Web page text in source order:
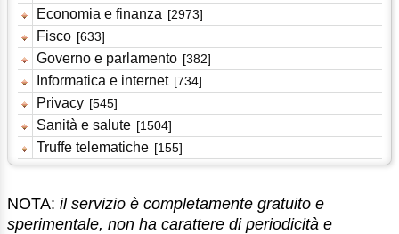
Economia e finanza [2973]
Fisco [633]
Governo e parlamento [382]
Informatica e internet [734]
Privacy [545]
Sanità e salute [1504]
Truffe telematiche [155]
NOTA: il servizio è completamente gratuito e
sperimentale, non ha carattere di periodicità e